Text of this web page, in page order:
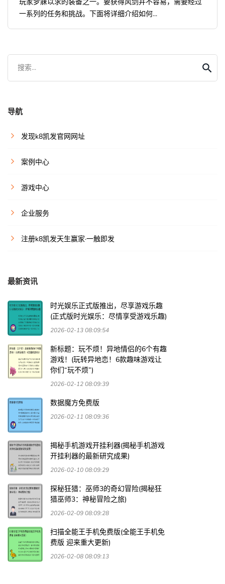
玩家梦寐以求的装备之一。要获得风剑并不容易，需要经过
一系列的任务和挑战。下面将详细介绍如何...
搜索...
导航
发现k8凯发官网网址
案例中心
游戏中心
企业服务
注册k8凯发天生赢家·一触即发
最新资讯
时光娱乐正式版推出，尽享游戏乐趣
(正式版时光娱乐：尽情享受游戏乐趣)
2026-02-13 08:09:54
新标题：玩不烦！异地情侣的6个有趣
游戏！(玩转异地恋！6款趣味游戏让
你们“玩不烦”)
2026-02-12 08:09:39
数据魔方免费版
2026-02-11 08:09:36
揭秘手机游戏开挂利器(揭秘手机游戏
开挂利器的最新研究成果)
2026-02-10 08:09:29
探秘狂猎：巫师3的奇幻冒险(揭秘狂
猎巫师3：神秘冒险之旅)
2026-02-09 08:09:28
扫描全能王手机免费版(全能王手机免
费版 迎来重大更新)
2026-02-08 08:09:13